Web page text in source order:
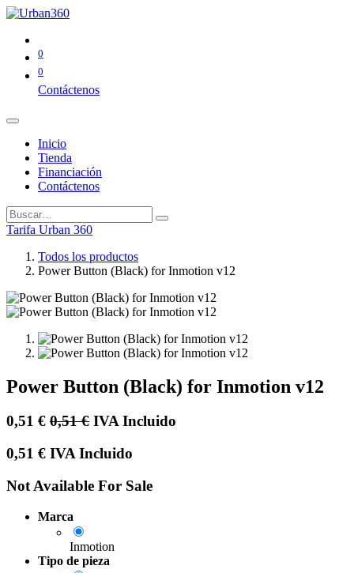
0
0
Contáctenos
Inicio
Tienda
Financiación
Contáctenos
Tarifa Urban 360
Todos los productos
Power Button (Black) for Inmotion v12
Power Button (Black) for Inmotion v12
0,51 € 0,51€ IVA Incluido
0,51 € IVA Incluido
Not Available For Sale
Marca
Inmotion
Tipo de pieza